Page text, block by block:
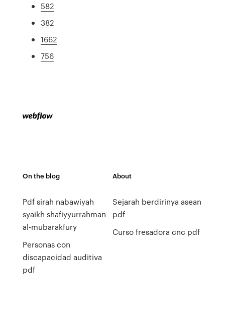
582
382
1662
756
On the blog
Pdf sirah nabawiyah
syaikh shafiyyurrahman
al-mubarakfury
Personas con
discapacidad auditiva
pdf
About
Sejarah berdirinya asean
pdf
Curso fresadora cnc pdf